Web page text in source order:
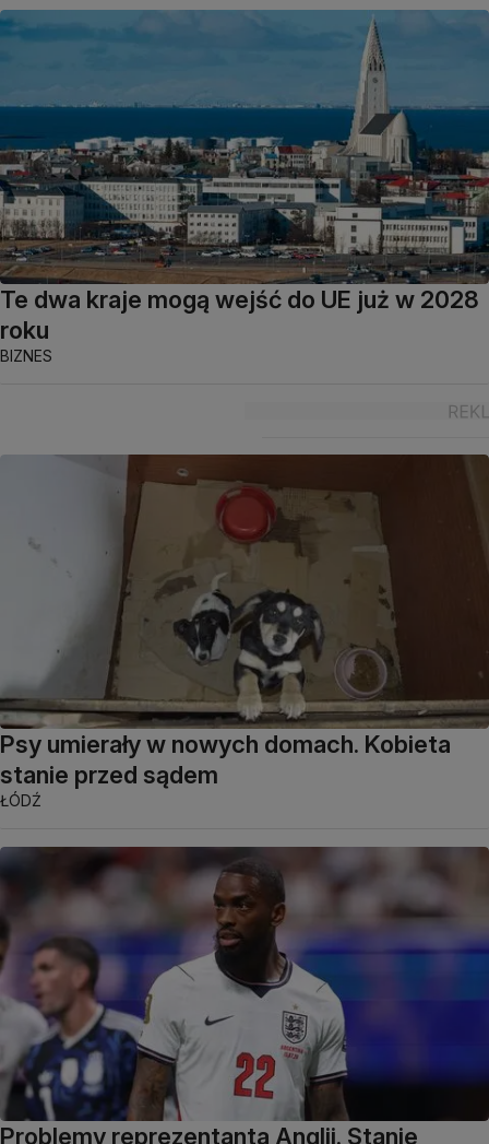
Te dwa kraje mogą wejść do UE już w 2028
roku
BIZNES
Psy umierały w nowych domach. Kobieta
stanie przed sądem
ŁÓDŹ
Problemy reprezentanta Anglii. Stanie